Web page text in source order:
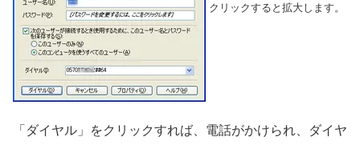
クリックすると拡大します。
「ダイヤル」をクリックすれば、電話がかけられ、ダイヤ